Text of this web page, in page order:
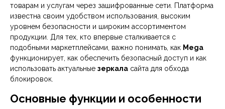
товарам и услугам через зашифрованные сети. Платформа
известна своим удобством использования, высоким
уровнем безопасности и широким ассортиментом
продукции. Для тех, кто впервые сталкивается с
подобными маркетплейсами, важно понимать, как Mega
функционирует, как обеспечить безопасный доступ и как
использовать актуальные зеркала сайта для обхода
блокировок.
Основные функции и особенности